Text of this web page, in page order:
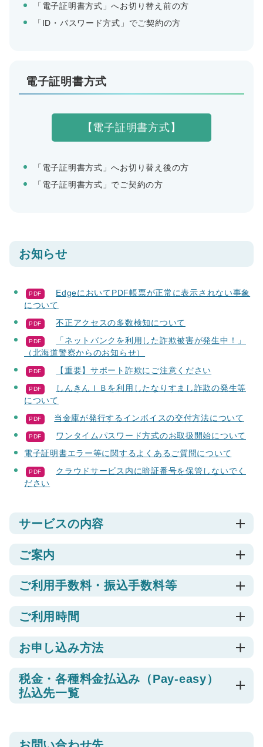
「電子証明書方式」へお切り替え前の方
「ID・パスワード方式」でご契約の方
電子証明書方式
【電子証明書方式】
「電子証明書方式」へお切り替え後の方
「電子証明書方式」でご契約の方
お知らせ
PDF
EdgeにおいてPDF帳票が正常に表示されない事象
について
PDF 不正アクセスの多数検知について
PDF
「ネットバンクを利用した詐欺被害が発生中！」
（北海道警察からのお知らせ）
PDF 【重要】サポート詐欺にご注意ください
PDF
しんきんＩＢを利用したなりすまし詐欺の発生等
について
PDF 当金庫が発行するインボイスの交付方法について
PDF
ワンタイムパスワード方式のお取扱開始について
電子証明書エラー等に関するよくあるご質問について
PDF
クラウドサービス内に暗証番号を保管しないでく
ださい
サービスの内容
ご案内
ご利用手数料・振込手数料等
ご利用時間
お申し込み方法
税金・各種料金払込み（Pay-easy）
払込先一覧